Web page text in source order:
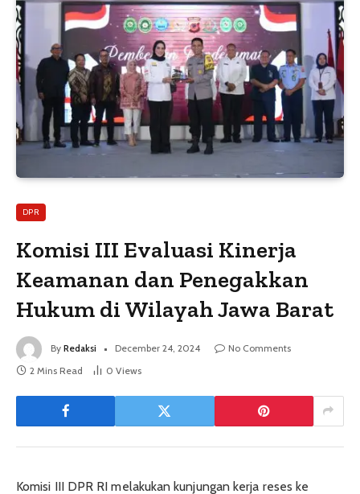
DPR
Komisi III Evaluasi Kinerja
Keamanan dan Penegakkan
Hukum di Wilayah Jawa Barat
By Redaksi December 24, 2024
No Comments
2 Mins Read
0 Views
Komisi III DPR RI melakukan kunjungan kerja reses ke